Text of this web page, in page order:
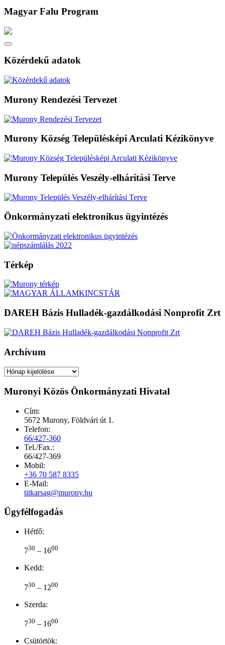
Magyar Falu Program
Közérdekű adatok
Murony Rendezési Tervezet
Murony Község Településképi Arculati Kézikönyve
Murony Település Veszély-elhárítási Terve
Önkormányzati elektronikus ügyintézés
Térkép
DAREH Bázis Hulladék-gazdálkodási Nonprofit Zrt
Archívum
Archívum
Muronyi Közös Önkormányzati Hivatal
Cím:
5672 Murony, Földvári út 1.
Telefon:
66/427-360
Tel./Fax.:
66/427-369
Mobil:
+36 70 587 8335
E-Mail:
titkarsag@murony.hu
Ügyfélfogadás
Hétfő:
730 – 1600
Kedd:
730 – 1200
Szerda:
730 – 1600
Csütörtök: